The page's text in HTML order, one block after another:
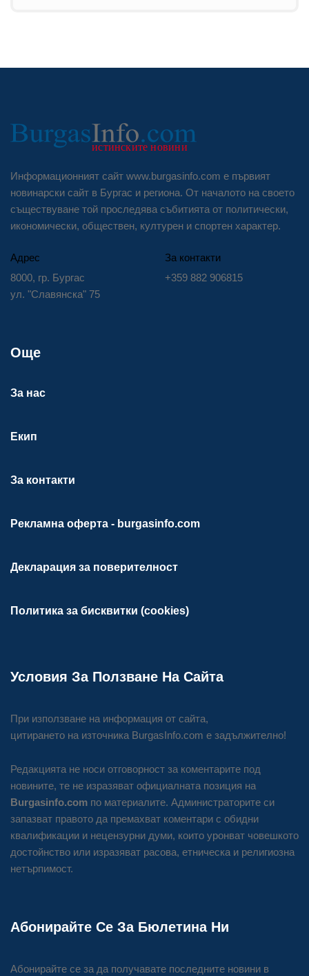
Информационният сайт www.burgasinfo.com е първият
новинарски сайт в Бургас и региона. От началото на своето
съществуване той проследява събитията от политически,
икономически, обществен, културен и спортен характер.
Адрес
8000, гр. Бургас
ул. "Славянска" 75
За контакти
+359 882 906815
Още
За нас
Екип
За контакти
Рекламна оферта - burgasinfo.com
Декларация за поверителност
Политика за бисквитки (cookies)
Условия За Ползване На Сайта
При използване на информация от сайта,
цитирането на източника BurgasInfo.com е задължително!
Редакцията не носи отговорност за коментарите под
новините, те не изразяват официалната позиция на
Burgasinfo.com по материалите. Администраторите си
запазват правото да премахват коментари с обидни
квалификации и нецензурни думи, които уронват човешкото
достойнство или изразяват расова, етническа и религиозна
нетърпимост.
Абонирайте Се За Бюлетина Ни
Абонирайте се за да получавате последните новини в